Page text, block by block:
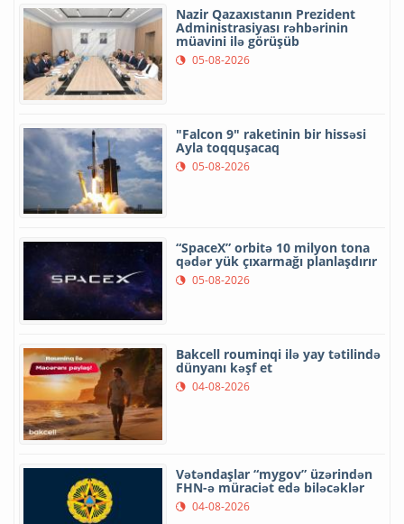
Nazir Qazaxıstanın Prezident
Administrasiyası rəhbərinin
müavini ilə görüşüb
05-08-2026
"Falcon 9" raketinin bir hissəsi
Ayla toqquşacaq
05-08-2026
“SpaceX” orbitə 10 milyon tona
qədər yük çıxarmağı planlaşdırır
05-08-2026
Bakcell rouminqi ilə yay tətilində
dünyanı kəşf et
04-08-2026
Vətəndaşlar “mygov” üzərindən
FHN-ə müraciət edə biləcəklər
04-08-2026